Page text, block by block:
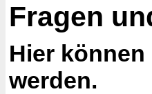
Fragen
Hier
werden.